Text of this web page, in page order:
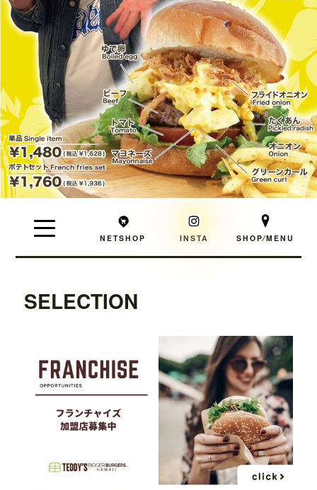
NETSHOP INSTA SHOP⁄MENU
SELECTION